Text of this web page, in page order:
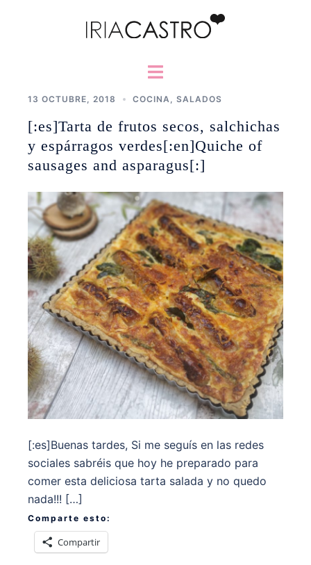
Alternar
13 OCTUBRE, 2018 COCINA SALADOS
[:es]Tarta de frutos secos, salchichas
y espárragos verdes[:en]Quiche of
sausages and asparagus[:]
[:es]Buenas tardes, Si me seguís en las redes
sociales sabréis que hoy he preparado para
comer esta deliciosa tarta salada y no quedo
nada!!! […]
Comparte esto:
Compartir